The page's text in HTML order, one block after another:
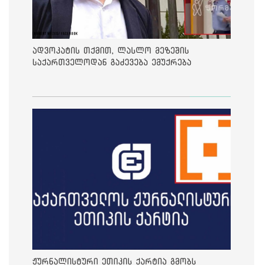
ადვოკატის თქმით, ლასლო მეზეშის
საქართველოდან გაძევება ემუქრება
ჟურნალისტური ეთიკის ქარტია გმობს